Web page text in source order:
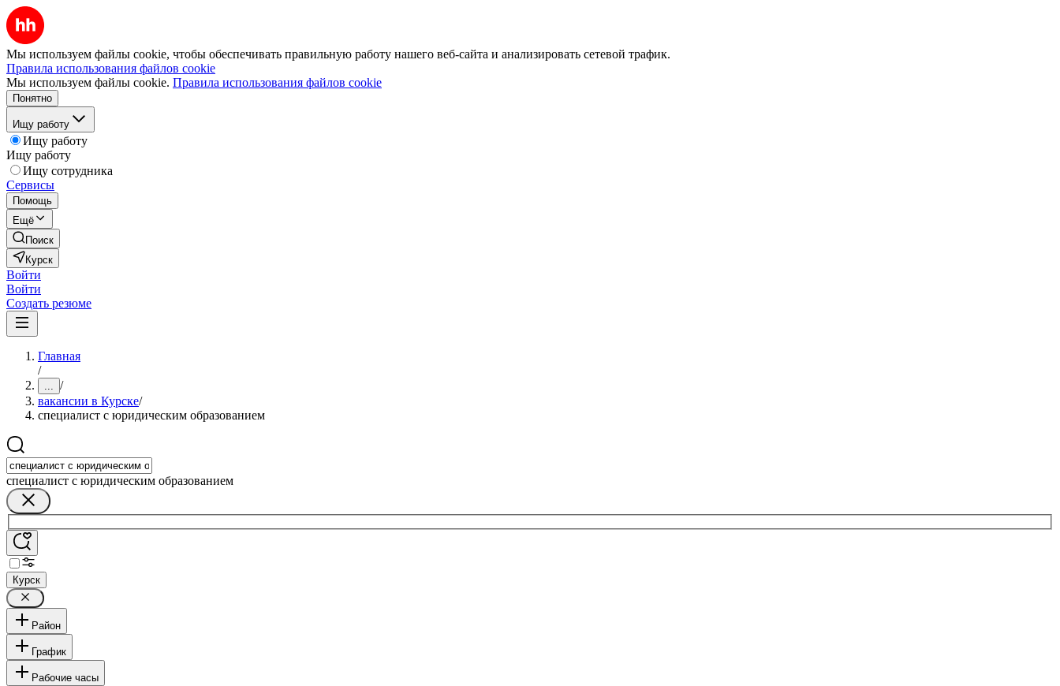
Мы используем файлы cookie, чтобы обеспечивать правильную работу нашего веб-сайта и анализировать сетевой трафик.
Правила использования файлов cookie
Мы используем файлы cookie. Правила использования файлов cookie
Понятно
Ищу работу
Ищу работу
Ищу работу
Ищу сотрудника
Сервисы
Помощь
Ещё
Поиск
Курск
Войти
Войти
Создать резюме
Главная
/
... /
вакансии в Курске/
специалист с юридическим образованием
специалист с юридическим образованием
Курск
Район
График
Рабочие часы